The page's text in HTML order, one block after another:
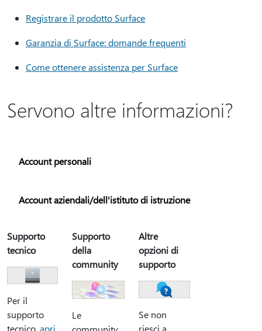
Registrare il prodotto Surface
Garanzia di Surface: domande frequenti
Come ottenere assistenza per Surface
Servono altre informazioni?
Account personali
Account aziendali/dell'istituto di istruzione
Supporto
tecnico
Per il
supporto
tecnico, apri
Supporto
della
community
Le
Altre
opzioni di
supporto
Se non
riesci a